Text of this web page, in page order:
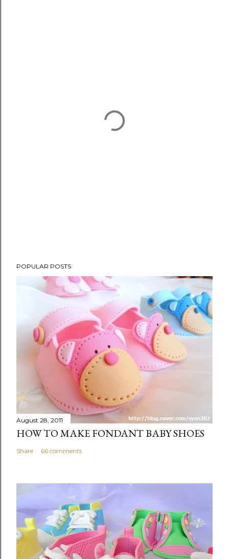
POPULAR POSTS
August 28, 2011
HOW TO MAKE FONDANT BABY SHOES
Share 66 comments